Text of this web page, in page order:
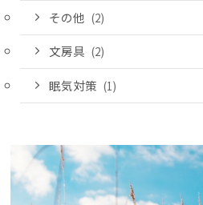
その他 (2)
文房具 (2)
眠気対策 (1)